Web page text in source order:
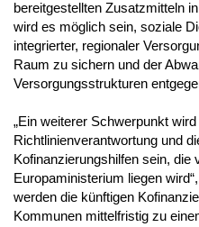
bereitgestellten Zusatzmitteln
wird es möglich sein, soziale
integrierter, regionaler
Raum zu sichern und der
Versorgungsstrukturen
„Ein weiterer Schwerpunkt
Richtlinienverantwortung und
Kofinanzierungshilfen sein, die
Europaministerium liegen
werden die künftigen
Kommunen mittelfristig zu